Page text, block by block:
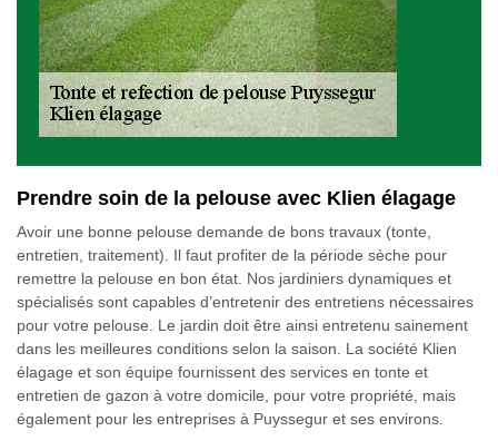
Prendre soin de la pelouse avec Klien élagage
Avoir une bonne pelouse demande de bons travaux (tonte,
entretien, traitement). Il faut profiter de la période sèche pour
remettre la pelouse en bon état. Nos jardiniers dynamiques et
spécialisés sont capables d’entretenir des entretiens nécessaires
pour votre pelouse. Le jardin doit être ainsi entretenu sainement
dans les meilleures conditions selon la saison. La société Klien
élagage et son équipe fournissent des services en tonte et
entretien de gazon à votre domicile, pour votre propriété, mais
également pour les entreprises à Puyssegur et ses environs.